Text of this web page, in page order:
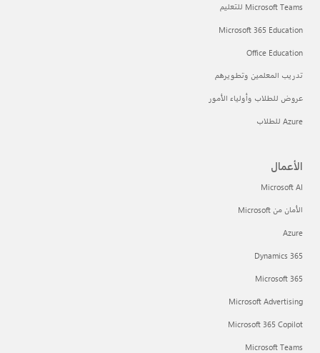
Microsoft Teams للتعليم
Microsoft 365 Education
Office Education
تدريب المعلمين وتطويرهم
عروض للطلاب وأولياء الأمور
Azure للطلاب
الأعمال
Microsoft AI
الأمان من Microsoft
Azure
Dynamics 365
Microsoft 365
Microsoft Advertising
Microsoft 365 Copilot
Microsoft Teams